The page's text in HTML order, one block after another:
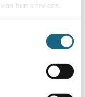
hun services.
aanpassing
op een eerder
begrijpelijk dat